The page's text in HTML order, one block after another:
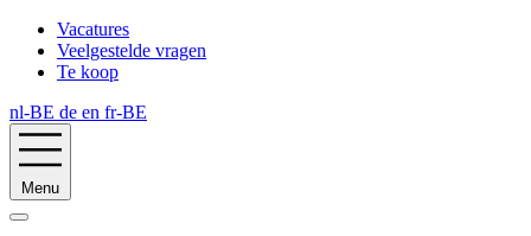
Vacatures
Veelgestelde vragen
Te koop
nl-BE de en fr-BE
Menu